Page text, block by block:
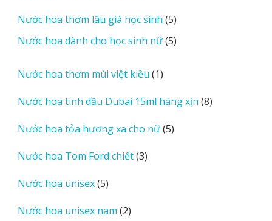
phẩm
Nước hoa thơm lâu giá học sinh 55
sản
phẩm
Nước hoa dành cho học sinh nữ 55
Nước hoa thơm mùi việt kiều 11
phẩm
Nước hoa tinh dầu Dubai 15ml hàng xịn 88
Nước hoa tỏa hương xa cho nữ 55
Nước hoa Tom Ford chiết 33
Nước hoa unisex 55
phẩm
Nước hoa unisex nam 22